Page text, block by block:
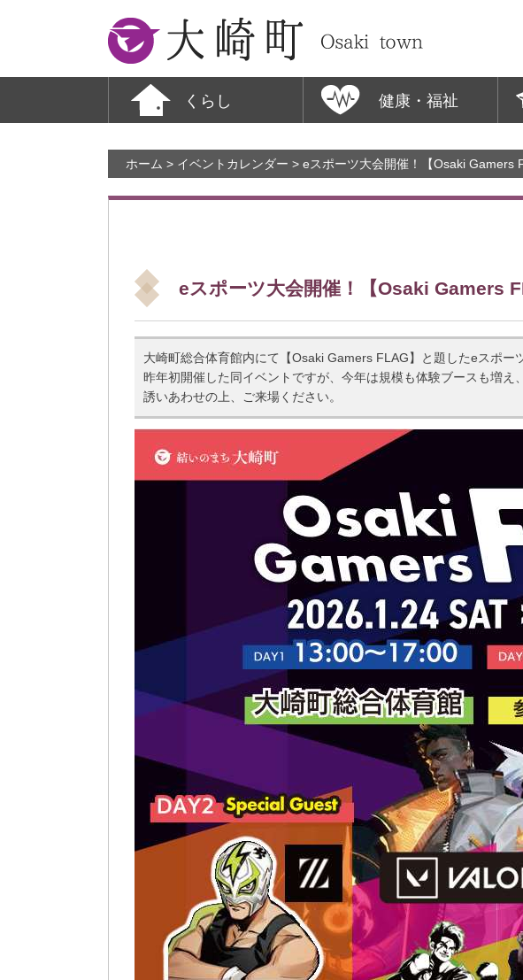
大崎町
くらし 健康・福祉
ホーム > イベントカレンダー > eスポーツ大会開催！【Osaki Gamers
eスポーツ大会開催！【Osaki Gamers
大崎町総合体育館内にて【Osaki Gamers FLAG】と題したeスポー
昨年初開催した同イベントですが、今年は規模も体験ブースも増
誘いあわせの上、ご来場ください。